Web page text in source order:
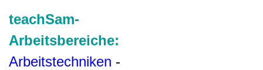
teachSam-
Arbeitsbereiche:
Arbeitstechniken -